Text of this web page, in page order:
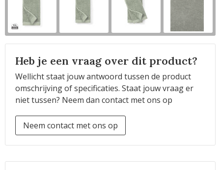
Heb je een vraag over dit product?
Wellicht staat jouw antwoord tussen de product
omschrijving of specificaties. Staat jouw vraag er
niet tussen? Neem dan contact met ons op
Neem contact met ons op